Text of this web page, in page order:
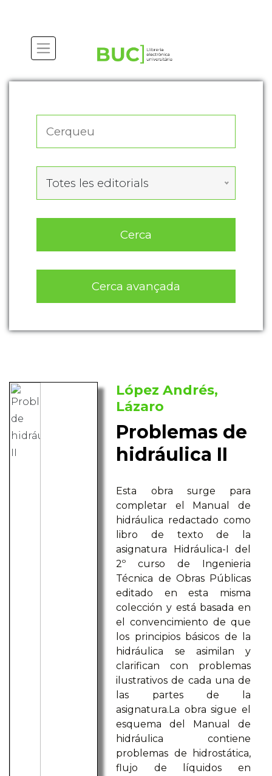
Totes les editorials
Cerca
Cerca avançada
López Andrés,
Lázaro
Problemas de
hidráulica II
Esta obra surge para
completar el Manual de
hidráulica redactado como
libro de texto de la
asignatura Hidráulica-I del
2º curso de Ingenieria
Técnica de Obras Públicas
editado en esta misma
colección y está basada en
el convencimiento de que
los principios básicos de la
hidráulica se asimilan y
clarifican con problemas
ilustrativos de cada una de
las partes de la
asignatura.La obra sigue el
esquema del Manual de
hidráulica contiene
problemas de hidrostática,
flujo de líquidos en